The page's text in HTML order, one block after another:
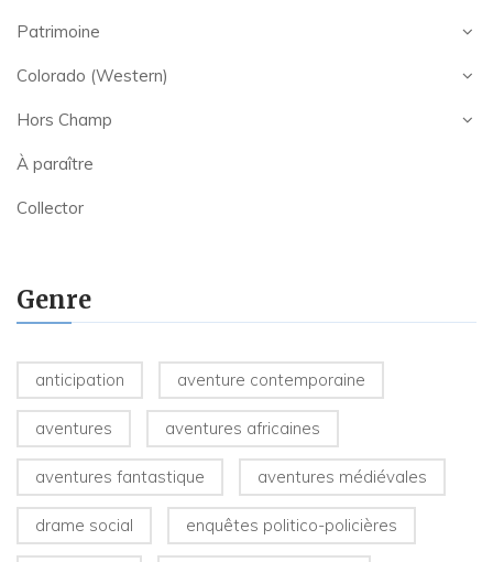
Patrimoine
Colorado (Western)
Hors Champ
À paraître
Collector
Genre
anticipation aventure contemporaine
aventures aventures africaines
aventures fantastique aventures médiévales
drame social enquêtes politico-policières